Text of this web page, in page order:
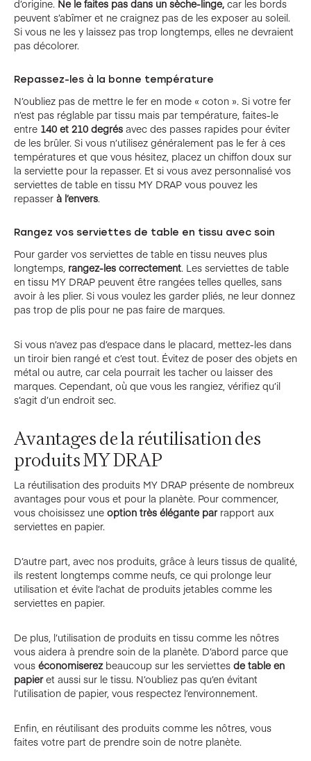
d’origine. Ne le faites pas dans un sèche-linge, car les bords
peuvent s’abîmer et ne craignez pas de les exposer au soleil.
Si vous ne les y laissez pas trop longtemps, elles ne devraient
pas décolorer.
Repassez-les à la bonne température
N’oubliez pas de mettre le fer en mode « coton ». Si votre fer
n’est pas réglable par tissu mais par température, faites-le
entre 140 et 210 degrés avec des passes rapides pour éviter
de les brûler. Si vous n’utilisez généralement pas le fer à ces
températures et que vous hésitez, placez un chiffon doux sur
la serviette pour la repasser. Et si vous avez personnalisé vos
serviettes de table en tissu MY DRAP vous pouvez les
repasser à l’envers.
Rangez vos serviettes de table en tissu avec soin
Pour garder vos serviettes de table en tissu neuves plus
longtemps, rangez-les correctement. Les serviettes de table
en tissu MY DRAP peuvent être rangées telles quelles, sans
avoir à les plier. Si vous voulez les garder pliés, ne leur donnez
pas trop de plis pour ne pas faire de marques.
Si vous n’avez pas d’espace dans le placard, mettez-les dans
un tiroir bien rangé et c’est tout. Évitez de poser des objets en
métal ou autre, car cela pourrait les tacher ou laisser des
marques. Cependant, où que vous les rangiez, vérifiez qu’il
s’agit d’un endroit sec.
Avantages de la réutilisation des
produits MY DRAP
La réutilisation des produits MY DRAP présente de nombreux
avantages pour vous et pour la planète. Pour commencer,
vous choisissez une option très élégante parrapport aux
serviettes en papier.
D’autre part, avec nos produits, grâce à leurs tissus de qualité,
ils restent longtemps comme neufs, ce qui prolonge leur
utilisation et évite l’achat de produits jetables comme les
serviettes en papier.
De plus, l’utilisation de produits en tissu comme les nôtres
vous aidera à prendre soin de la planète. D’abord parce que
vous économiserezbeaucoup sur les serviettes de table en
papieret aussi sur le tissu. N’oubliez pas qu’en évitant
l’utilisation de papier, vous respectez l’environnement.
Enfin, en réutilisant des produits comme les nôtres, vous
faites votre part de prendre soin de notre planète.